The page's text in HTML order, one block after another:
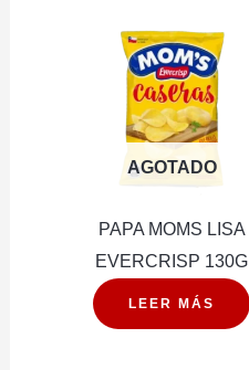
AGOTADO
PAPA MOMS LISA
EVERCRISP 130G
LEER MÁS